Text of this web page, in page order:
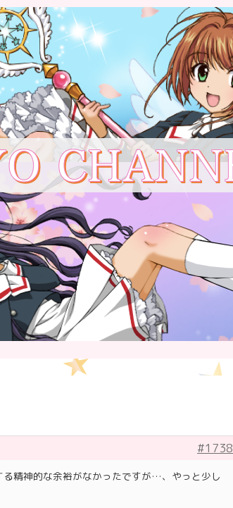
#1738
精神的な余裕がなかったですが…、やっと少し